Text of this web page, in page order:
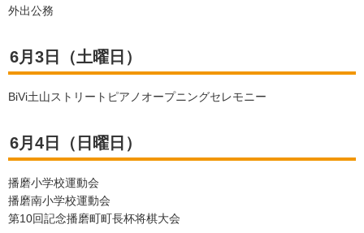
外出公務
6月3日（土曜日）
BiVi土山ストリートピアノオープニングセレモニー
6月4日（日曜日）
播磨小学校運動会
播磨南小学校運動会
第10回記念播磨町町長杯将棋大会